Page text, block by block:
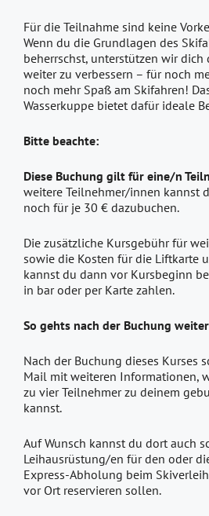
Für die Teilnahme sind keine
Wenn du die Grundlagen des
beherrschst, unterstützen wir dich
weiter zu verbessern – für noch
noch mehr Spaß am Skifahren!
Wasserkuppe bietet dafür ideale
Bitte beachte:
Diese Buchung gilt für eine/n
weitere Teilnehmer/innen kannst
noch für je 30 € dazubuchen.
Die zusätzliche Kursgebühr für
sowie die Kosten für die Liftkarte
kannst du dann vor Kursbeginn
in bar oder per Karte zahlen.
So gehts nach der Buchung
Nach der Buchung dieses Kurses
Mail mit weiteren Informationen,
zu vier Teilnehmer zu deinem
kannst.
Auf Wunsch kannst du dort auch
Leihausrüstung/en für den oder
Express-Abholung beim
vor Ort reservieren sollen.